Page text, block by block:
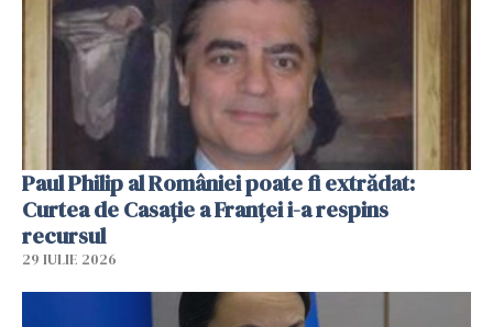
Paul Philip al României poate fi extrădat:
Curtea de Casaţie a Franţei i-a respins
recursul
29 IULIE 2026